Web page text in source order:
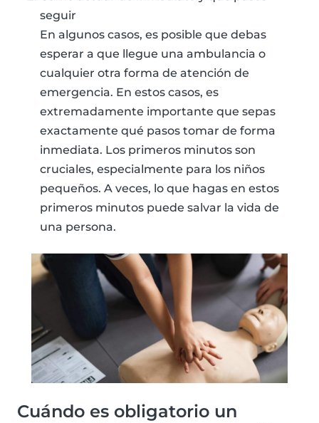
seguir
En algunos casos, es posible que debas
esperar a que llegue una ambulancia o
cualquier otra forma de atención de
emergencia. En estos casos, es
extremadamente importante que sepas
exactamente qué pasos tomar de forma
inmediata. Los primeros minutos son
cruciales, especialmente para los niños
pequeños. A veces, lo que hagas en estos
primeros minutos puede salvar la vida de
una persona.
Cuándo es obligatorio un